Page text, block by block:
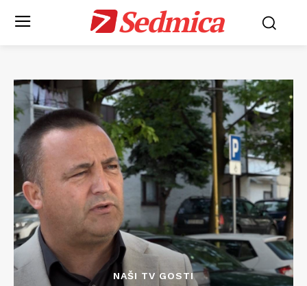
Sedmica
NAŠI TV GOSTI